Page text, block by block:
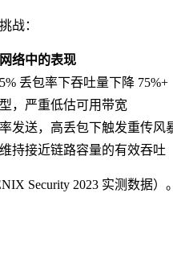
战：
络中的表现
丢包率下吞吐量下降 75%+
，严重低估可用带宽
发送，高丢包下触发重传风
持接近链路容量的有效吞吐
Security 2023 实测数据